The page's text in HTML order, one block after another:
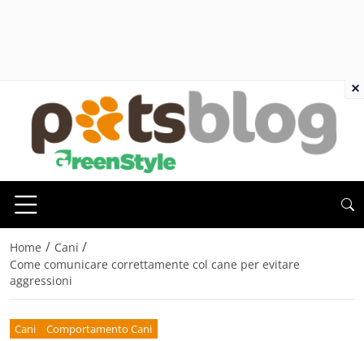
Home / Cani /
Come comunicare correttamente col cane per evitare
aggressioni
Cani Comportamento Cani
×